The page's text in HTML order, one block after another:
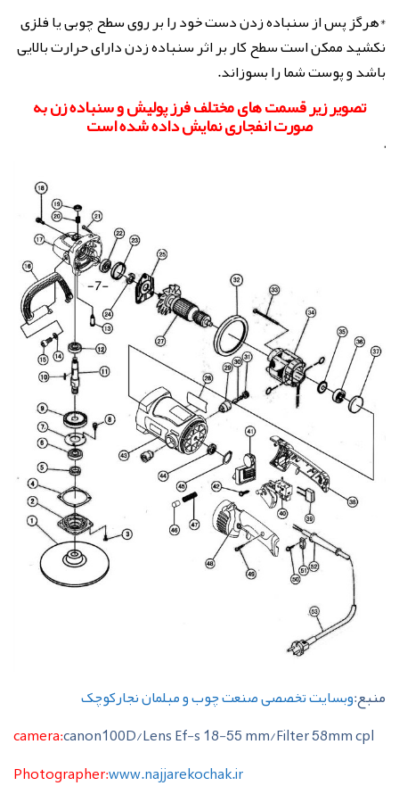
*هرگز پس از سنباده زدن دست خود را بر روی سطح چوبی یا فلزی
نکشید ممکن است سطح کار بر اثر سنباده زدن دارای حرارت بالایی
باشد و پوست شما را بسوزاند.
تصویر زیر قسمت های مختلف فرز پولیش و سنباده زن به
صورت انفجاری نمایش داده شده است
منبع:وبسایت تخصصی صنعت چوب و مبلمان نجارکوچک
camera:canon100D/Lens Ef-s 18-55 mm/Filter 58mm cpl
Photographer:www.najjarekochak.ir